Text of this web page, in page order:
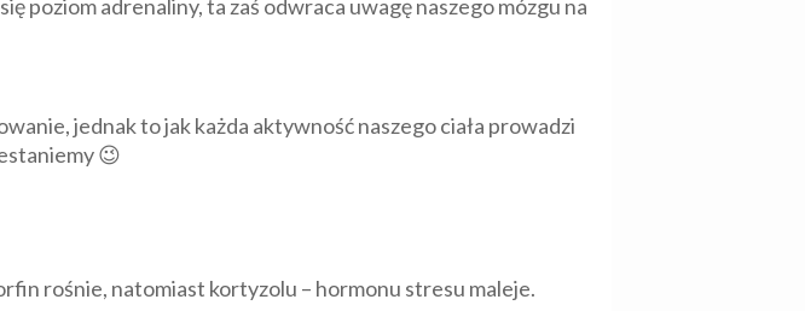
poziom adrenaliny, ta zaś odwraca uwagę naszego mózgu na
jednak to jak każda aktywność naszego ciała prowadzi
😉
rośnie, natomiast kortyzolu – hormonu stresu maleje.